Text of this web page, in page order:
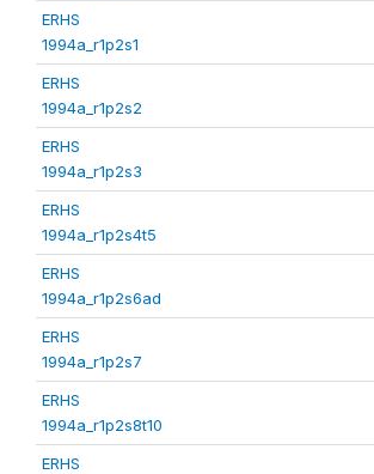
ERHS
1994a_r1p2s1
ERHS
1994a_r1p2s2
ERHS
1994a_r1p2s3
ERHS
1994a_r1p2s4t5
ERHS
1994a_r1p2s6ad
ERHS
1994a_r1p2s7
ERHS
1994a_r1p2s8t10
ERHS